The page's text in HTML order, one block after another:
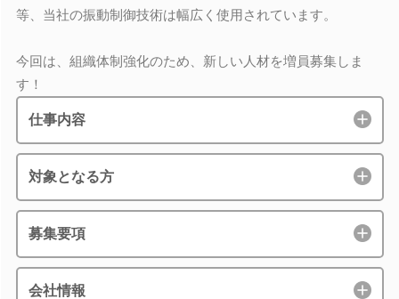
等、当社の振動制御技術は幅広く使用されています。
今回は、組織体制強化のため、新しい人材を増員募集しま
す！
仕事内容
対象となる方
募集要項
会社情報